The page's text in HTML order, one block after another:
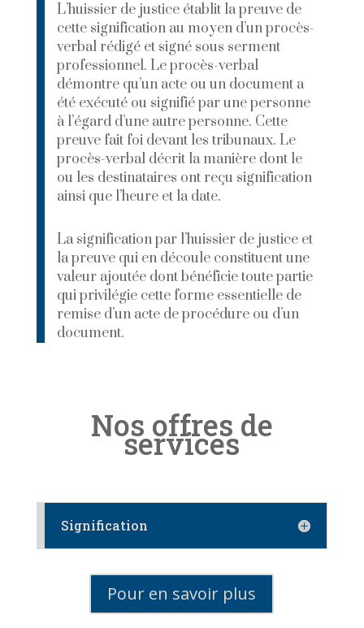
L’huissier de justice établit la preuve de
cette signification au moyen d’un procès-
verbal rédigé et signé sous serment
professionnel. Le procès-verbal
démontre qu’un acte ou un document a
été exécuté ou signifié par une personne
à l’égard d’une autre personne. Cette
preuve fait foi devant les tribunaux. Le
procès-verbal décrit la manière dont le
ou les destinataires ont reçu signification
ainsi que l’heure et la date.
La signification par l’huissier de justice et
la preuve qui en découle constituent une
valeur ajoutée dont bénéficie toute partie
qui privilégie cette forme essentielle de
remise d’un acte de procédure ou d’un
document.
Nos offres de
services
Signification
Pour en savoir plus